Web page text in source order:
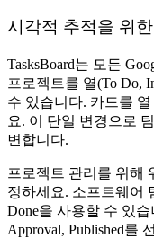
시각적 추적을 위
TasksBoard는 모든
프로젝트를 열(To Do,
수 있습니다. 카드를
요. 이 단일 변경으로
변합니다.
프로젝트 관리를 위해
정하세요. 소프트웨어
Done을 사용할 수 있습
Approval, Published를